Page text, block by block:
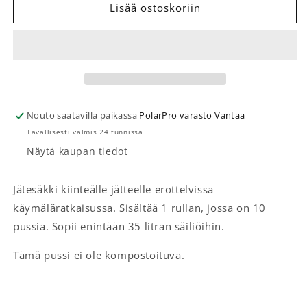
Lisää ostoskoriin
Nouto saatavilla paikassa PolarPro varasto Vantaa
Tavallisesti valmis 24 tunnissa
Näytä kaupan tiedot
Jätesäkki kiinteälle jätteelle erottelvissa
käymäläratkaisussa. Sisältää 1 rullan, jossa on 10
pussia. Sopii enintään 35 litran säiliöihin.
Tämä pussi ei ole kompostoituva.